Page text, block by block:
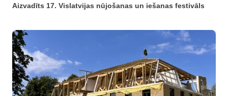
Aizvadīts 17. Vislatvijas nūjošanas un iešanas festivāls